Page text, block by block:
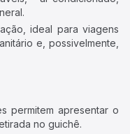
ideal para viagens
e, possivelmente,
permitem apresentar o
no guichê.